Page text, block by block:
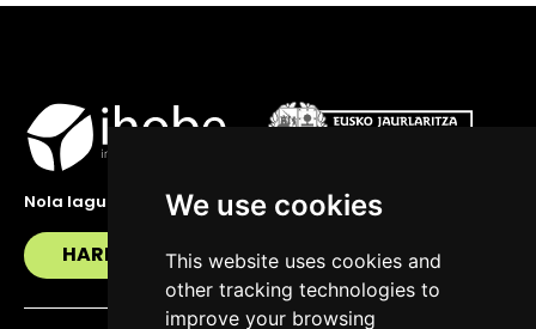
We use cookies
This website uses cookies and
other tracking technologies to
improve your browsing
Nola lagundu zaitzakegu?
HARREMANETAN JARRI